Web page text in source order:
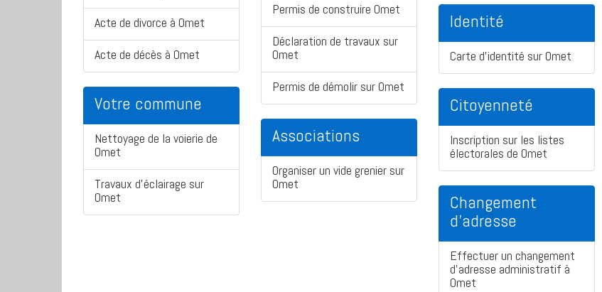
Acte de divorce à Omet
Acte de décès à Omet
Votre commune
Nettoyage de la voierie de
Omet
Travaux d'éclairage sur
Omet
Permis de construire Omet
Déclaration de travaux sur
Omet
Permis de démolir sur Omet
Associations
Organiser un vide grenier sur
Omet
Identité
Carte d'identité sur Omet
Citoyenneté
Inscription sur les listes
électorales de Omet
Changement
d'adresse
Effectuer un changement
d'adresse administratif à
Omet